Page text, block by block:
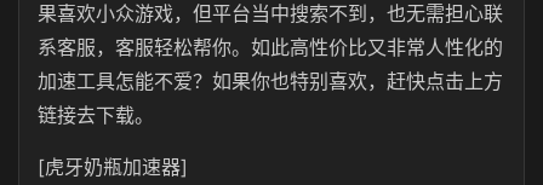
果喜欢小众游戏，但平台当中搜索不到，也无需担心联
系客服，客服轻松帮你。如此高性价比又非常人性化的
加速工具怎能不爱？如果你也特别喜欢，赶快点击上方
链接去下载。
[虎牙奶瓶加速器]